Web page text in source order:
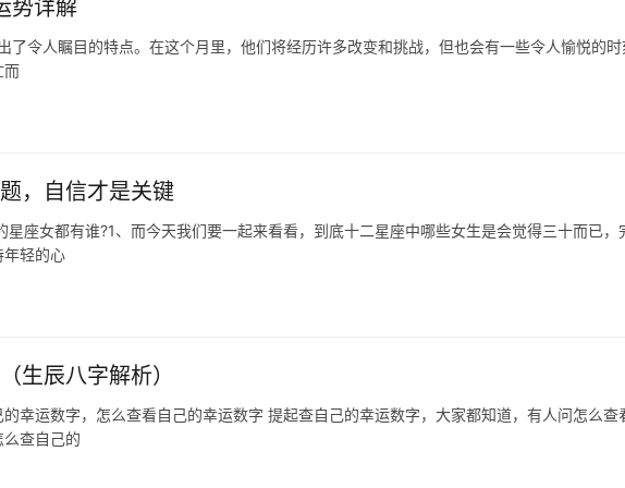
势详解
了令人瞩目的特点。在这个月里，他们将经历许多改变和挑战，但也会有一些令人愉悦的
而
，自信才是关键
座女都有谁?1、而今天我们要一起来看看，到底十二星座中哪些女生是会觉得三十而已，
年轻的心
生辰八字解析）
幸运数字，怎么查看自己的幸运数字 提起查自己的幸运数字，大家都知道，有人问怎么查
查自己的